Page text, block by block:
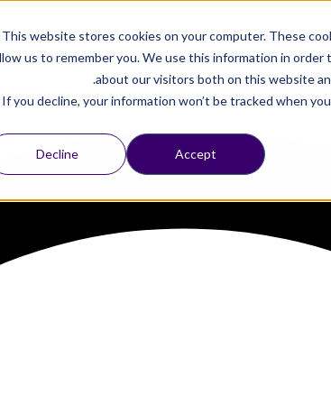
This website stores cookies on your computer. These
us to remember you. We use this information in
about our visitors both on this website
If you decline, your information won’t be tracked when
Accept
Decline